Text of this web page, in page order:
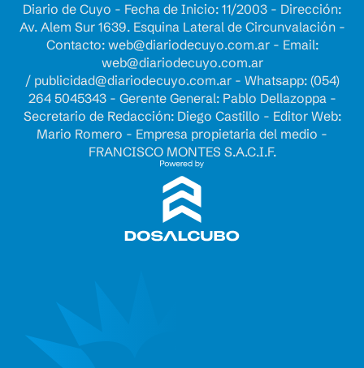
Diario de Cuyo - Fecha de Inicio: 11/2003 - Dirección:
Av. Alem Sur 1639. Esquina Lateral de Circunvalación -
Contacto: web@diariodecuyo.com.ar- Email:
web@diariodecuyo.com.ar
/ publicidad@diariodecuyo.com.ar- Whatsapp: (054)
264 5045343 - Gerente General: Pablo Dellazoppa -
Secretario de Redacción: Diego Castillo - Editor Web:
Mario Romero - Empresa propietaria del medio -
FRANCISCO MONTES S.A.C.I.F.